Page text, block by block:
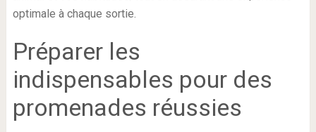
optimale à chaque sortie.
Préparer les
indispensables pour des
promenades réussies